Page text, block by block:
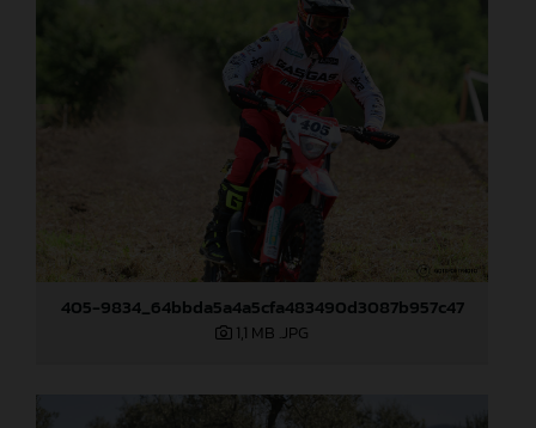
405-9834_64bbda5a4a5cfa483490d3087b957c47
1,1 MB .JPG